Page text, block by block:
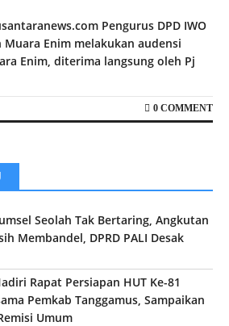
Pengurus DPD IWO
Enim melakukan audensi
Enim, diterima langsung oleh Pj
0 COMMENT
Seolah Tak Bertaring, Angkutan
Membandel, DPRD PALI Desak
Rapat Persiapan HUT Ke-81
Pemkab Tanggamus, Sampaikan
Umum